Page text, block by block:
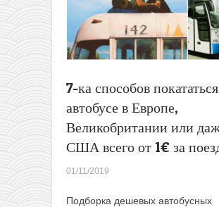
20%
7-ка способов
автобусе в Европе,
Великобритании или
США всего от 1€ за
01/11/2019
Подборка дешевых автобусных